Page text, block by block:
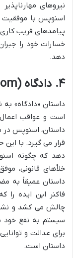
نیروهای
اسنوپس با موفقیت
پیامدهای فریب کاری
خسارات خود را
دهد.
۴. دادگاه (Courtroom)
داستان «دادگاه»
است و عواقب
داستان، اسنوپس در
قرار می گیرد. با
دهد که چگونه
خلأهای قانونی،
داستان عمیقاً به
فاکنر این ایده
چالش می کشد و
سیستم به نفع خود
برای عدالت و
داستان است.